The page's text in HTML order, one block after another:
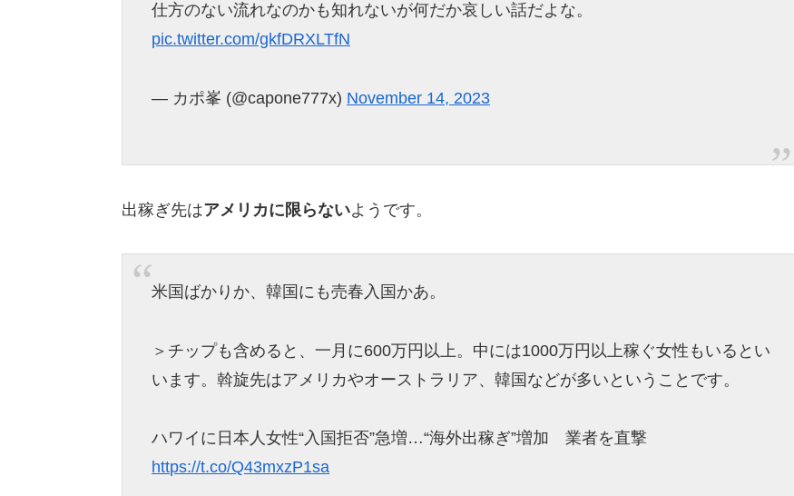
仕方のない流れなのかも知れないが何だか哀しい話だよな。
pic.twitter.com/gkfDRXLTfN
— カポ峯 (@capone777x) November 14, 2023
出稼ぎ先はアメリカに限らないようです。
米国ばかりか、韓国にも売春入国かあ。
＞チップも含めると、一月に600万円以上。中には1000万円以上稼ぐ女性もいるとい
います。斡旋先はアメリカやオーストラリア、韓国などが多いということです。
ハワイに日本人女性“入国拒否”急増…“海外出稼ぎ”増加 業者を直撃
https://t.co/Q43mxzP1sa